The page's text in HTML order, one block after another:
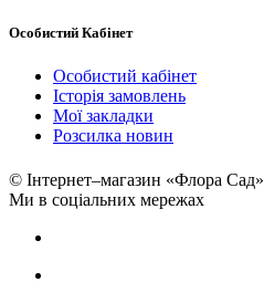
Особистий Кабінет
Особистий кабінет
Історія замовлень
Мої закладки
Розсилка новин
© Інтернет–магазин «Флора Сад»
Ми в соціальних мережах